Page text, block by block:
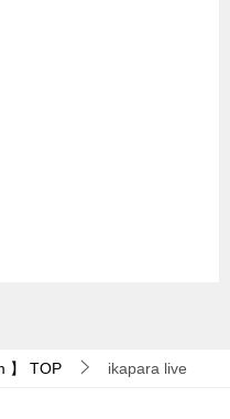
TOP ikapara live